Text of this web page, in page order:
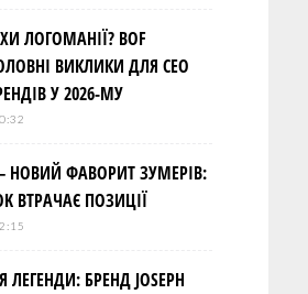
ЛОГОМАНІЇ? BOF
ВИКЛИКИ ДЛЯ СЕО
У 2026-МУ
— НОВИЙ ФАВОРИТ ЗУМЕРІВ:
ВТРАЧАЄ ПОЗИЦІЇ
ЛЕГЕНДИ: БРЕНД JOSEPH